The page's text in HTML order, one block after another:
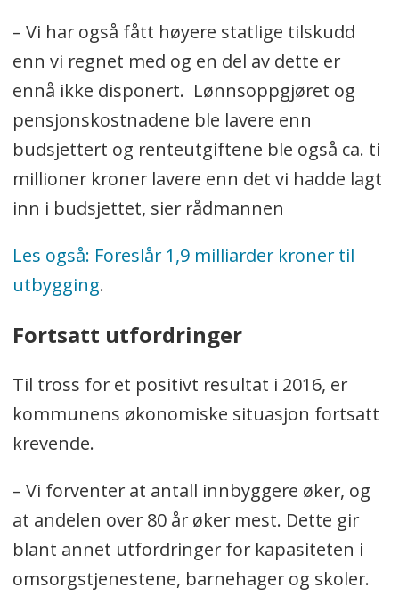
– Vi har også fått høyere statlige tilskudd
enn vi regnet med og en del av dette er
ennå ikke disponert. Lønnsoppgjøret og
pensjonskostnadene ble lavere enn
budsjettert og renteutgiftene ble også ca. ti
millioner kroner lavere enn det vi hadde lagt
inn i budsjettet, sier rådmannen
Les også: Foreslår 1,9 milliarder kroner til
utbygging.
Fortsatt utfordringer
Til tross for et positivt resultat i 2016, er
kommunens økonomiske situasjon fortsatt
krevende.
– Vi forventer at antall innbyggere øker, og
at andelen over 80 år øker mest. Dette gir
blant annet utfordringer for kapasiteten i
omsorgstjenestene, barnehager og skoler.